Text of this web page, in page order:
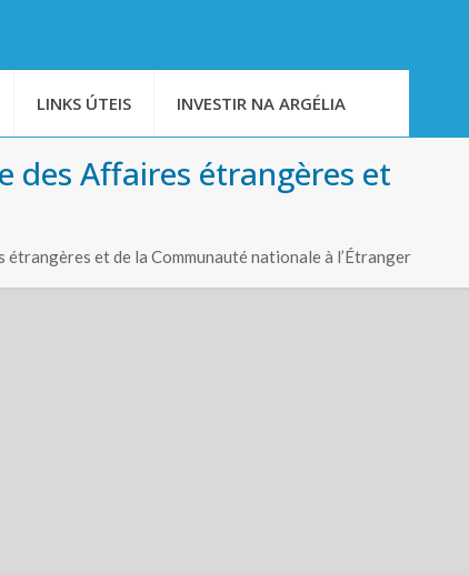
LINKS ÚTEIS INVESTIR NA ARGÉLIA
des Affaires étrangères et
et de la Communauté nationale à l’Étranger